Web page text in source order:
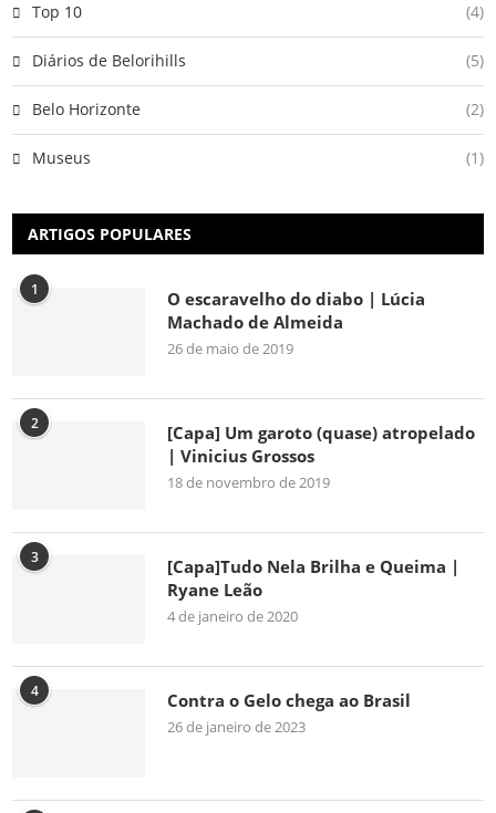
Top 10 (4)
Diários de Belorihills (5)
Belo Horizonte (2)
Museus (1)
ARTIGOS POPULARES
1
O escaravelho do diabo | Lúcia
Machado de Almeida
26 de maio de 2019
2
[Capa] Um garoto (quase) atropelado
| Vinicius Grossos
18 de novembro de 2019
3
[Capa]Tudo Nela Brilha e Queima |
Ryane Leão
4 de janeiro de 2020
4 Contra o Gelo chega ao Brasil
26 de janeiro de 2023